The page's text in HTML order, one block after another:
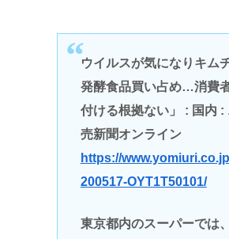
ウイルスが気になりキム
発酵食品買い占め…消費
付ける根拠ない」 : 国内 :
売新聞オンライン
https://
200517-OYT1T50101/
東京都内のスーパーでは